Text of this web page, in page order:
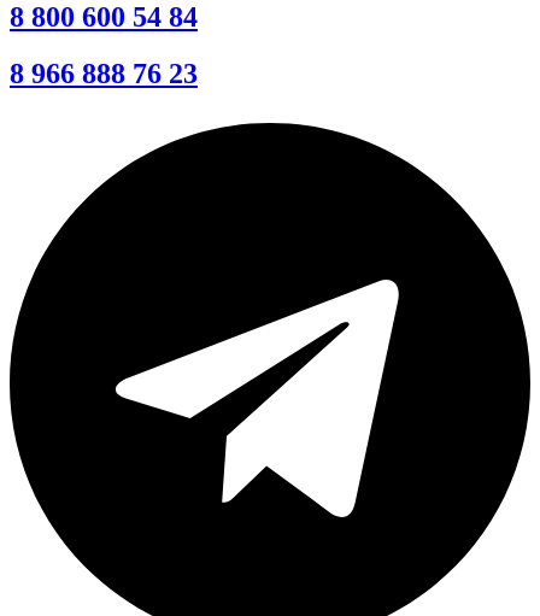
8 800 600 54 84
8 966 888 76 23